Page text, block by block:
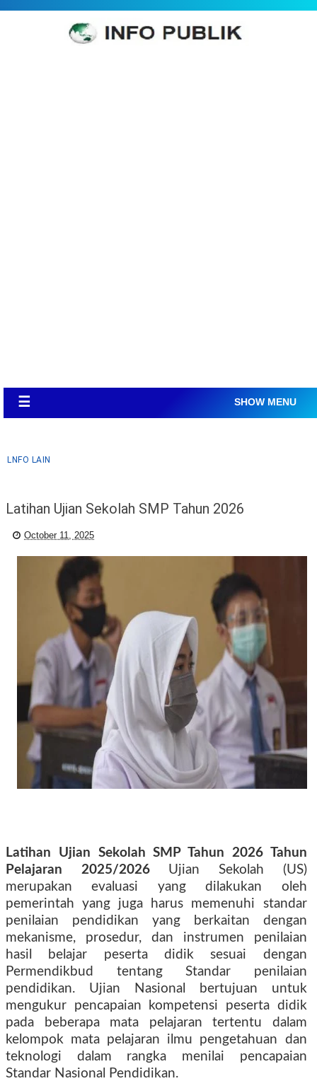
☰ SHOW MENU
LNFO LAIN
Latihan Ujian Sekolah SMP Tahun 2026
October 11, 2025
Latihan Ujian Sekolah SMP Tahun 2026 Tahun
Pelajaran 2025/2026 Ujian Sekolah (US)
merupakan evaluasi yang dilakukan oleh
pemerintah yang juga harus memenuhi standar
penilaian pendidikan yang berkaitan dengan
mekanisme, prosedur, dan instrumen penilaian
hasil belajar peserta didik sesuai dengan
Permendikbud tentang Standar penilaian
pendidikan. Ujian Nasional bertujuan untuk
mengukur pencapaian kompetensi peserta didik
pada beberapa mata pelajaran tertentu dalam
kelompok mata pelajaran ilmu pengetahuan dan
teknologi dalam rangka menilai pencapaian
Standar Nasional Pendidikan.